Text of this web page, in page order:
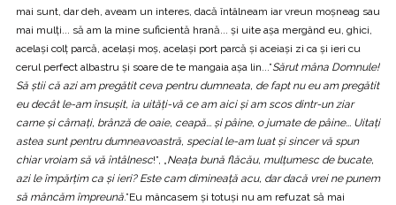
mai sunt, dar deh, aveam un interes, dacă întâlneam iar vreun moșneag sau
mai mulți... să am la mine suficientă hrană... și uite așa mergând eu, ghici,
același colț parcă, același moș, același port parcă și aceiași zi ca și ieri cu
cerul perfect albastru și soare de te mangaia așa lin...”Sărut mâna Domnule!
Să știi că azi am pregătit ceva pentru dumneata, de fapt nu eu am pregătit
eu decât le-am însușit, ia uități-vă ce am aici și am scos dintr-un ziar
carne și cârnați, brânză de oaie, ceapă... și pâine, o jumate de pâine... Uitați
astea sunt pentru dumneavoastră, special le-am luat și sincer vă spun
chiar vroiam să vă întâlnesc!”, „Neața bună flăcău, mulțumesc de bucate,
azi le împărțim ca și ieri? Este cam dimineață acu, dar dacă vrei ne punem
să mâncăm împreună.”Eu mâncasem și totuși nu am refuzat să mai